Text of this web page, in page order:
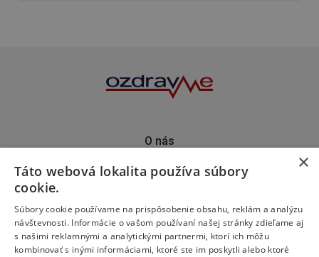
O nás
Predplatné
Podporte nás
×
Táto webová lokalita používa súbory
cookie.
Súbory cookie používame na prispôsobenie obsahu, reklám a analýzu
návštevnosti. Informácie o vašom používaní našej stránky zdieľame aj
s našimi reklamnými a analytickými partnermi, ktorí ich môžu
kombinovať s inými informáciami, ktoré ste im poskytli alebo ktoré